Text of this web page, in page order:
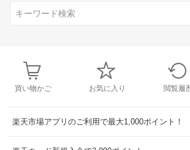
買い物かご お気に入り 閲覧履
楽天市場アプリのご利用で最大1,000ポイント！